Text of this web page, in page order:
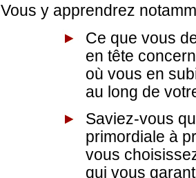
Vous y apprendrez
Ce que vous
en tête
où vous en
au long de
Saviez-vous
primordiale à
vous
qui vous